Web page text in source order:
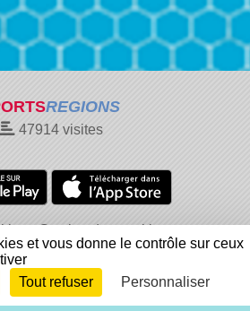
REGIONS
47914visites
Gestion des cookies
Signaler un contenu inapproprié
Connexion
et vous donne le contrôle sur ceux
Tout refuser Personnaliser